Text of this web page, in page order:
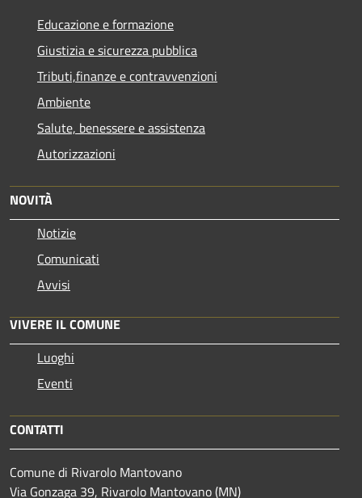
Educazione e formazione
Giustizia e sicurezza pubblica
Tributi,finanze e contravvenzioni
Ambiente
Salute, benessere e assistenza
Autorizzazioni
NOVITÀ
Notizie
Comunicati
Avvisi
VIVERE IL COMUNE
Luoghi
Eventi
CONTATTI
Comune di Rivarolo Mantovano
Via Gonzaga 39, Rivarolo Mantovano (MN)